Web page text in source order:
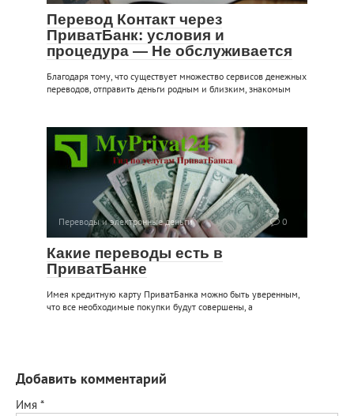
Перевод Контакт через
ПриватБанк: условия и
процедура — Не обслуживается
Благодаря тому, что существует множество сервисов денежных
переводов, отправить деньги родным и близким, знакомым
Переводы и электронные деньги 0
Какие переводы есть в
ПриватБанке
Имея кредитную карту ПриватБанка можно быть уверенным,
что все необходимые покупки будут совершены, а
Добавить комментарий
Имя *